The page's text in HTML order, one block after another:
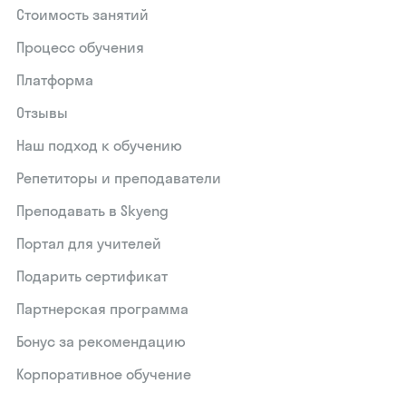
Стоимость занятий
Процесс обучения
Платформа
Отзывы
Наш подход к обучению
Репетиторы и преподаватели
Преподавать в Skyeng
Портал для учителей
Подарить сертификат
Партнерская программа
Бонус за рекомендацию
Корпоративное обучение